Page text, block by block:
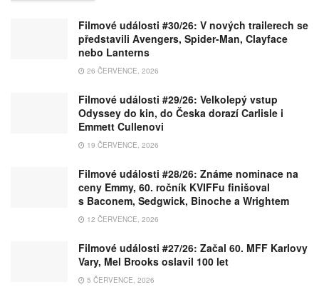
Filmové události #30/26: V nových trailerech se
představili Avengers, Spider-Man, Clayface
nebo Lanterns
26 ČERVENCE, 2026
Filmové události #29/26: Velkolepý vstup
Odyssey do kin, do Česka dorazí Carlisle i
Emmett Cullenovi
19 ČERVENCE, 2026
Filmové události #28/26: Známe nominace na
ceny Emmy, 60. ročník KVIFFu finišoval
s Baconem, Sedgwick, Binoche a Wrightem
12 ČERVENCE, 2026
Filmové události #27/26: Začal 60. MFF Karlovy
Vary, Mel Brooks oslavil 100 let
5 ČERVENCE, 2026